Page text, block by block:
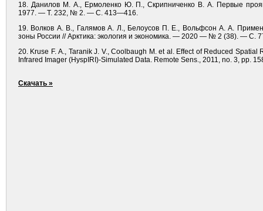
18. Данилов М. А., Ермоленко Ю. П., Скрипниченко В. А. Первые
1977. — Т. 232, № 2. — С. 413—416.
19. Волков А. В., Галямов А. Л., Белоусов П. Е., Вольфсон А. А.
зоны России // Арктика: экология и экономика. — 2020 — № 2 (38). — С.
20. Kruse F. A., Taranik J. V., Coolbaugh M. et al. Effect of Reduced
Infrared Imager (HyspIRI)-Simulated Data. Remote Sens., 2011, no. 3, pp.
Скачать »